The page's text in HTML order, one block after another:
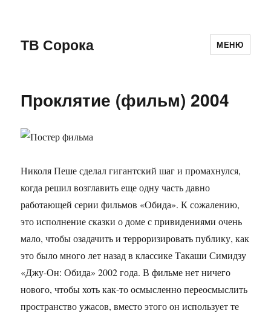
ТВ Сорока МЕНЮ
Проклятие (фильм) 2004
Николя Пеше сделал гигантский шаг и промахнулся,
когда решил возглавить еще одну часть давно
работающей серии фильмов «Обида». К сожалению,
это исполнение сказки о доме с привидениями очень
мало, чтобы озадачить и терроризировать публику, как
это было много лет назад в классике Такаши Симидзу
«Джу-Он: Обида» 2002 года. В фильме нет ничего
нового, чтобы хоть как-то осмысленно переосмыслить
пространство ужасов, вместо этого он использует те